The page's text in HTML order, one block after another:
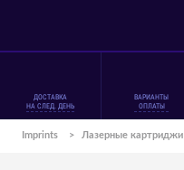
ДОСТАВКА
НА СЛЕД. ДЕНЬ
ВАРИАНТЫ
ОПЛАТЫ
Imprints > Лазерные картриджи